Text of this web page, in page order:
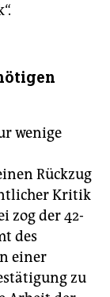
wenige
Rückzug
Kritik
zog der 42-
des
einer
zu